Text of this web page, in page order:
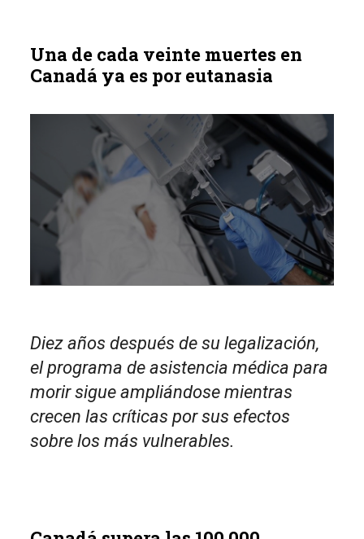
Una de cada veinte muertes en
Canadá ya es por eutanasia
Diez años después de su legalización,
el programa de asistencia médica para
morir sigue ampliándose mientras
crecen las críticas por sus efectos
sobre los más vulnerables.